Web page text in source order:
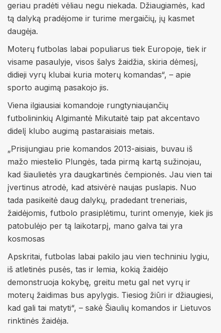
geriau pradėti vėliau negu niekada. Džiaugiamės, kad
tą dalyką pradėjome ir turime mergaičių, jų kasmet
daugėja.
Moterų futbolas labai populiarus tiek Europoje, tiek ir
visame pasaulyje, visos šalys žaidžia, skiria dėmesį,
didieji vyrų klubai kuria moterų komandas“, – apie
sporto augimą pasakojo jis.
Viena ilgiausiai komandoje rungtyniaujančių
futbolininkių Algimantė Mikutaitė taip pat akcentavo
didelį klubo augimą pastaraisiais metais.
„Prisijungiau prie komandos 2013-aisiais, buvau iš
mažo miestelio Plungės, tada pirmą kartą sužinojau,
kad šiaulietės yra daugkartinės čempionės. Jau vien tai
įvertinus atrodė, kad atsivėrė naujas puslapis. Nuo
tada pasikeitė daug dalykų, pradedant treneriais,
žaidėjomis, futbolo prasiplėtimu, turint omenyje, kiek jis
patobulėjo per tą laikotarpį, mano galva tai yra
kosmosas
Apskritai, futbolas labai pakilo jau vien techniniu lygiu,
iš atletinės pusės, tas ir lemia, kokią žaidėjo
demonstruoja kokybę, greitu metu gal net vyrų ir
moterų žaidimas bus apylygis. Tiesiog žiūri ir džiaugiesi,
kad gali tai matyti“, – sakė Šiaulių komandos ir Lietuvos
rinktinės žaidėja.